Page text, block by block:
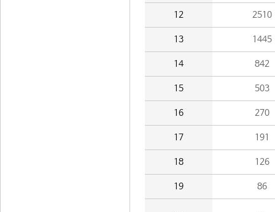
12 2510
13 1445
14 842
15 503
16 270
17 191
18 126
19 86